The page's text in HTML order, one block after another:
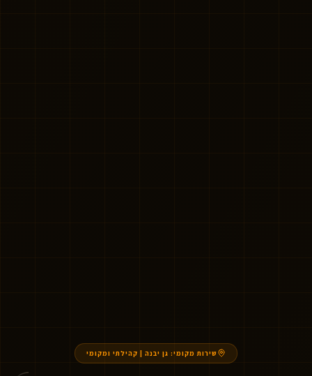
שירות מקומי: גן יבנה | קהילתי ומקומי